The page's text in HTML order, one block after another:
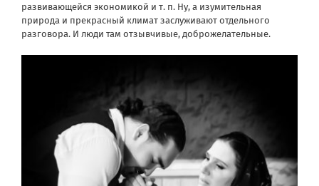
развивающейся экономикой и т. п. Ну, а изумительная
природа и прекрасный климат заслуживают отдельного
разговора. И люди там отзывчивые, доброжелательные.